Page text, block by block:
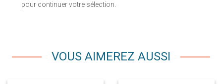
pour continuer votre sélection.
VOUS AIMEREZ AUSSI